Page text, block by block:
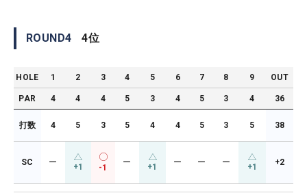
ROUND4 4位
HOLE 1 2 3 4 5 6 7 8 9 OUT
PAR 4 4 4 5 3 4 5 3 4 36
打数 4 5 3 5 4 4 5 3 5 38
SC ー +1 -1
ー +1 ー ー ー +1 +2